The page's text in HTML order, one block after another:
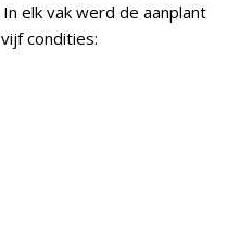
elk vak werd de aanplant
condities: